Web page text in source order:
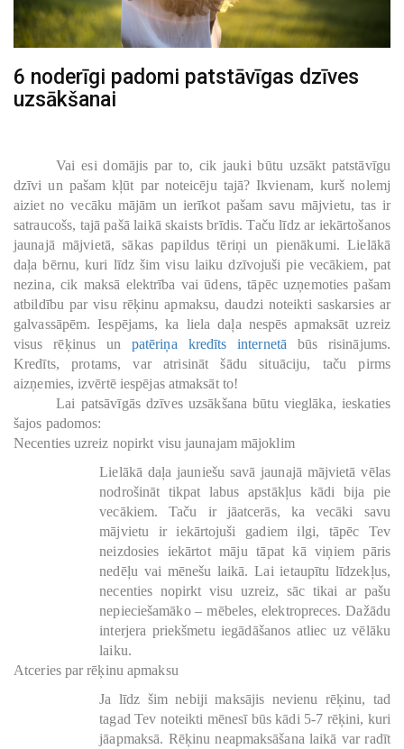
6 noderīgi padomi patstāvīgas dzīves
uzsākšanai
Vai esi domājis par to, cik jauki būtu uzsākt patstāvīgu
dzīvi un pašam kļūt par noteicēju tajā? Ikvienam, kurš nolemj
aiziet no vecāku mājām un ierīkot pašam savu mājvietu, tas ir
satraucošs, tajā pašā laikā skaists brīdis. Taču līdz ar iekārtošanos
jaunajā mājvietā, sākas papildus tēriņi un pienākumi. Lielākā
daļa bērnu, kuri līdz šim visu laiku dzīvojuši pie vecākiem, pat
nezina, cik maksā elektrība vai ūdens, tāpēc uzņemoties pašam
atbildību par visu rēķinu apmaksu, daudzi noteikti saskarsies ar
galvassāpēm. Iespējams, ka liela daļa nespēs apmaksāt uzreiz
visus rēķinus un patēriņa kredīts internetā būs risinājums.
Kredīts, protams, var atrisināt šādu situāciju, taču pirms
aizņemies, izvērtē iespējas atmaksāt to!
Lai patsāvīgās dzīves uzsākšana būtu vieglāka, ieskaties
šajos padomos:
Necenties uzreiz nopirkt visu jaunajam mājoklim
Lielākā daļa jauniešu savā jaunajā mājvietā vēlas
nodrošināt tikpat labus apstākļus kādi bija pie
vecākiem. Taču ir jāatcerās, ka vecāki savu
mājvietu ir iekārtojuši gadiem ilgi, tāpēc Tev
neizdosies iekārtot māju tāpat kā viņiem pāris
nedēļu vai mēnešu laikā. Lai ietaupītu līdzekļus,
necenties nopirkt visu uzreiz, sāc tikai ar pašu
nepieciešamāko – mēbeles, elektropreces. Dažādu
interjera priekšmetu iegādāšanos atliec uz vēlāku
laiku.
Atceries par rēķinu apmaksu
Ja līdz šim nebiji maksājis nevienu rēķinu, tad
tagad Tev noteikti mēnesī būs kādi 5-7 rēķini, kuri
jāapmaksā. Rēķinu neapmaksāšana laikā var radīt